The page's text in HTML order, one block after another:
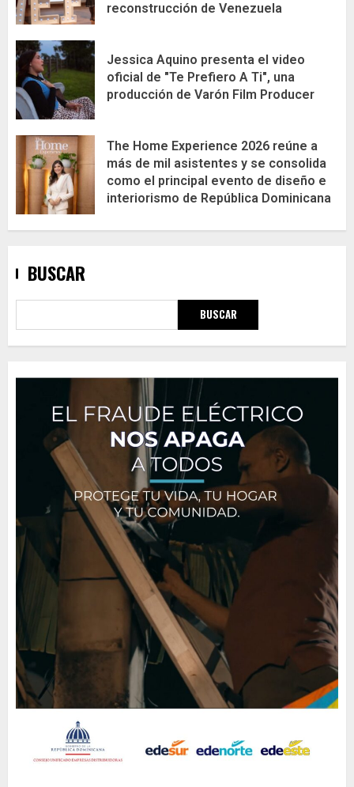
reconstrucción de Venezuela
Jessica Aquino presenta el video
oficial de "Te Prefiero A Ti", una
producción de Varón Film Producer
The Home Experience 2026 reúne a
más de mil asistentes y se consolida
como el principal evento de diseño e
interiorismo de República Dominicana
BUSCAR
BUSCAR